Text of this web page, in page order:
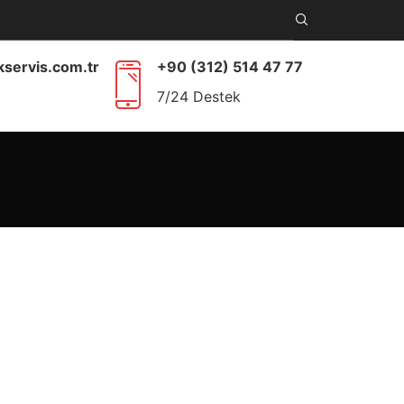
+90 (312) 514 47 77
7/24 Destek